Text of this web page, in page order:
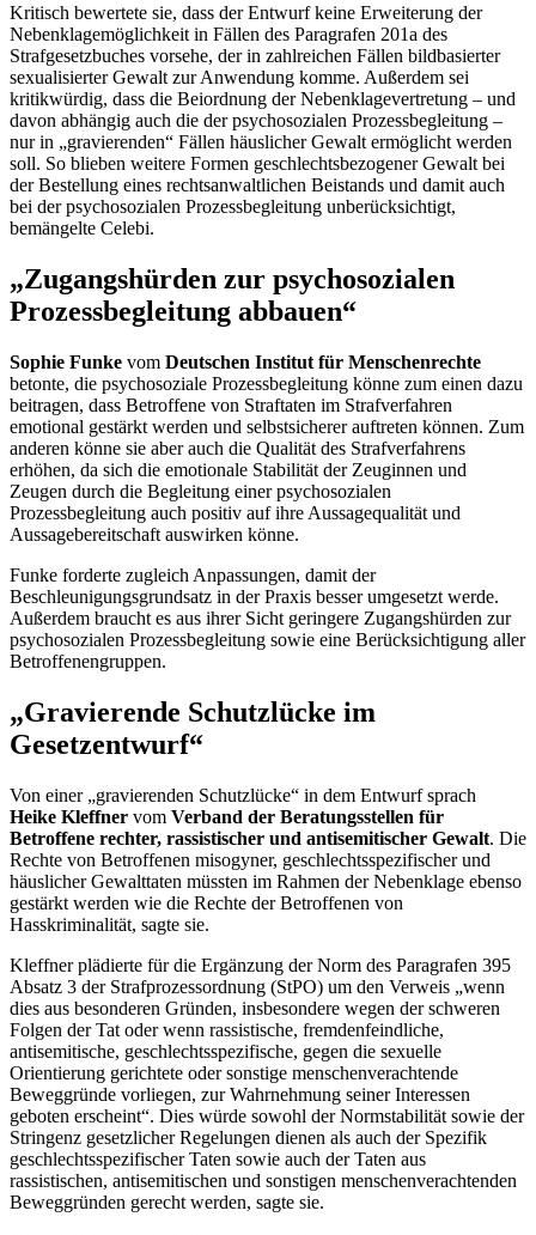
Kritisch bewertete sie, dass der Entwurf keine Erweiterung der
Nebenklagemöglichkeit in Fällen des Paragrafen 201a des
Strafgesetzbuches vorsehe, der in zahlreichen Fällen bildbasierter
sexualisierter Gewalt zur Anwendung komme. Außerdem sei
kritikwürdig, dass die Beiordnung der Nebenklagevertretung – und
davon abhängig auch die der psychosozialen Prozessbegleitung –
nur in „gravierenden“ Fällen häuslicher Gewalt ermöglicht werden
soll. So blieben weitere Formen geschlechtsbezogener Gewalt bei
der Bestellung eines rechtsanwaltlichen Beistands und damit auch
bei der psychosozialen Prozessbegleitung unberücksichtigt,
bemängelte Celebi.
„Zugangshürden zur psychosozialen
Prozessbegleitung abbauen“
Sophie Funke vom Deutschen Institut für Menschenrechte
betonte, die psychosoziale Prozessbegleitung könne zum einen dazu
beitragen, dass Betroffene von Straftaten im Strafverfahren
emotional gestärkt werden und selbstsicherer auftreten können. Zum
anderen könne sie aber auch die Qualität des Strafverfahrens
erhöhen, da sich die emotionale Stabilität der Zeuginnen und
Zeugen durch die Begleitung einer psychosozialen
Prozessbegleitung auch positiv auf ihre Aussagequalität und
Aussagebereitschaft auswirken könne.
Funke forderte zugleich Anpassungen, damit der
Beschleunigungsgrundsatz in der Praxis besser umgesetzt werde.
Außerdem braucht es aus ihrer Sicht geringere Zugangshürden zur
psychosozialen Prozessbegleitung sowie eine Berücksichtigung aller
Betroffenengruppen.
„Gravierende Schutzlücke im
Gesetzentwurf“
Von einer „gravierenden Schutzlücke“ in dem Entwurf sprach
Heike Kleffner vom Verband der Beratungsstellen für
Betroffene rechter, rassistischer und antisemitischer Gewalt. Die
Rechte von Betroffenen misogyner, geschlechtsspezifischer und
häuslicher Gewalttaten müssten im Rahmen der Nebenklage ebenso
gestärkt werden wie die Rechte der Betroffenen von
Hasskriminalität, sagte sie.
Kleffner plädierte für die Ergänzung der Norm des Paragrafen 395
Absatz 3 der Strafprozessordnung (StPO) um den Verweis „wenn
dies aus besonderen Gründen, insbesondere wegen der schweren
Folgen der Tat oder wenn rassistische, fremdenfeindliche,
antisemitische, geschlechtsspezifische, gegen die sexuelle
Orientierung gerichtete oder sonstige menschenverachtende
Beweggründe vorliegen, zur Wahrnehmung seiner Interessen
geboten erscheint“. Dies würde sowohl der Normstabilität sowie der
Stringenz gesetzlicher Regelungen dienen als auch der Spezifik
geschlechtsspezifischer Taten sowie auch der Taten aus
rassistischen, antisemitischen und sonstigen menschenverachtenden
Beweggründen gerecht werden, sagte sie.